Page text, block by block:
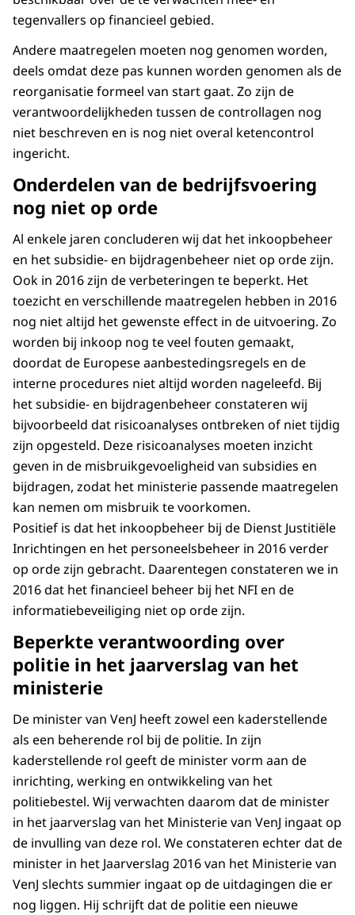
tegenvallers op financieel gebied.
Andere maatregelen moeten nog genomen worden,
deels omdat deze pas kunnen worden genomen als de
reorganisatie formeel van start gaat. Zo zijn de
verantwoordelijkheden tussen de controllagen nog
niet beschreven en is nog niet overal ketencontrol
ingericht.
Onderdelen van de bedrijfsvoering
nog niet op orde
Al enkele jaren concluderen wij dat het inkoopbeheer
en het subsidie- en bijdragenbeheer niet op orde zijn.
Ook in 2016 zijn de verbeteringen te beperkt. Het
toezicht en verschil­lende maatregelen hebben in 2016
nog niet altijd het gewenste effect in de uitvoering. Zo
worden bij inkoop nog te veel fouten gemaakt,
doordat de Europese aanbestedingsregels en de
interne procedures niet altijd worden nageleefd. Bij
het subsidie- en bijdragenbeheer constateren wij
bijvoorbeeld dat risicoanalyses ontbreken of niet tijdig
zijn opgesteld. Deze risicoanalyses moeten inzicht
geven in de misbruikgevoeligheid van subsidies en
bijdragen, zodat het ministerie passende maatregelen
kan nemen om misbruik te voorkomen.
Positief is dat het inkoopbeheer bij de Dienst Justitiële
Inrichtingen en het personeelsbeheer in 2016 verder
op orde zijn gebracht. Daarentegen constateren we in
2016 dat het financieel beheer bij het NFI en de
informatiebeveiliging niet op orde zijn.
Beperkte verantwoording over
politie in het jaarverslag van het
ministerie
De minister van VenJ heeft zowel een kaderstellende
als een beherende rol bij de politie. In zijn
kaderstellende rol geeft de minister vorm aan de
inrichting, werking en ontwikkeling van het
politiebestel. Wij verwachten daarom dat de minister
in het jaarverslag van het Ministerie van VenJ ingaat op
de invulling van deze rol. We constateren echter dat de
minister in het Jaarverslag 2016 van het Ministerie van
VenJ slechts summier ingaat op de uitdagingen die er
nog liggen. Hij schrijft dat de politie een nieuwe